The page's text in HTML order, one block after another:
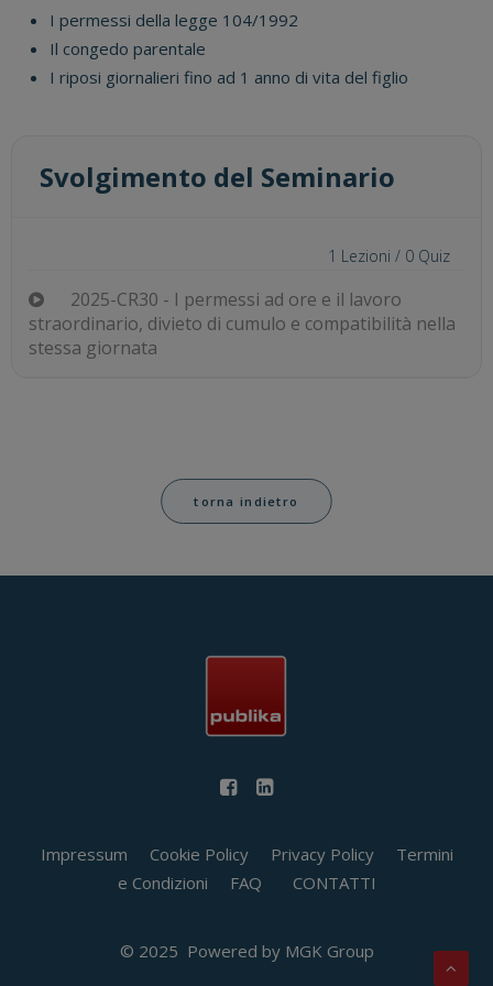
I permessi della legge 104/1992
Il congedo parentale
I riposi giornalieri fino ad 1 anno di vita del figlio
Svolgimento del Seminario
1 Lezioni / 0 Quiz
2025-CR30 - I permessi ad ore e il lavoro
straordinario, divieto di cumulo e compatibilità nella
stessa giornata
torna indietro
Impressum Cookie Policy Privacy Policy
Termini
e Condizioni
FAQ CONTATTI
© 2025 Powered by MGK Group